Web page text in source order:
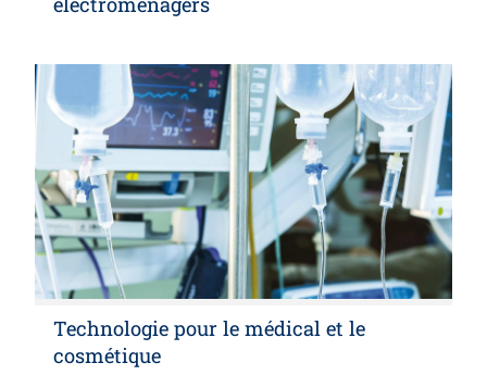
Technologie pour le médical et le
cosmétique